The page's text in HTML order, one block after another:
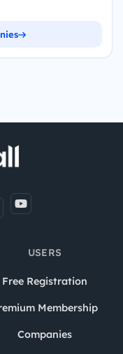
USERS
Free Registration
Membership
Companies